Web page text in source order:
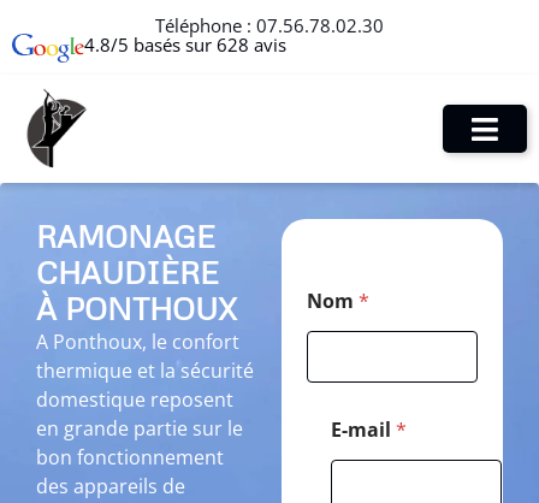
Téléphone : 07.56.78.02.30
4.8/5 basés sur 628 avis
RAMONAGE
CHAUDIÈRE
À PONTHOUX
A Ponthoux, le confort
thermique et la sécurité
domestique reposent
en grande partie sur le
bon fonctionnement
des appareils de
Nom *
E-mail *